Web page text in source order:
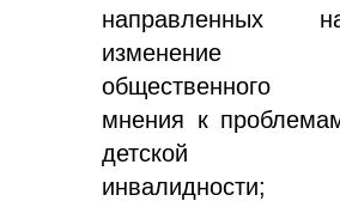
направленных
изменение
общественного
мнения к
детской
инвалидности;